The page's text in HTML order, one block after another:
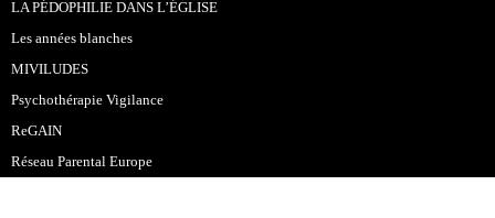
LA PÉDOPHILIE DANS L’ÉGLISE
Les années blanches
MIVILUDES
Psychothérapie Vigilance
ReGAIN
Réseau Parental Europe